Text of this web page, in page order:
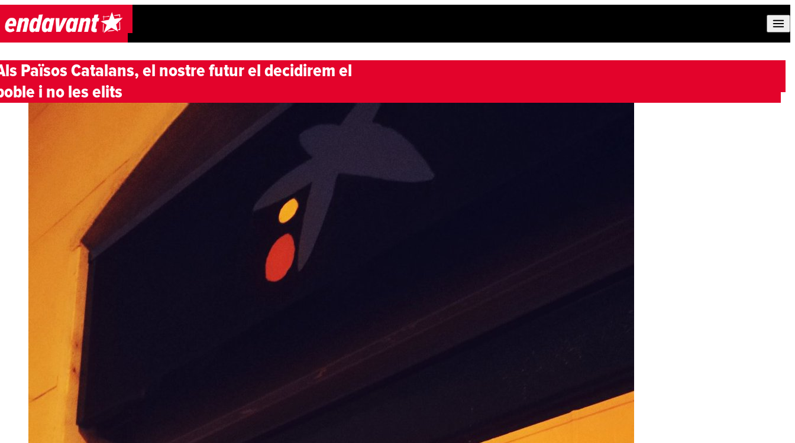
Skip to content
Països Catalans, el nostre futur el decidirem el
i no les elits